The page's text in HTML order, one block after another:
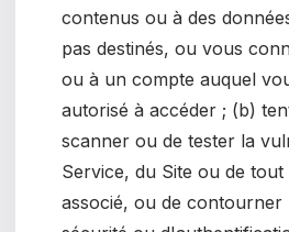
contenus ou à des
pas destinés, ou vous
ou à un compte auquel
autorisé à accéder ; (b)
scanner ou de tester la
Service, du Site ou de
associé, ou de contourner